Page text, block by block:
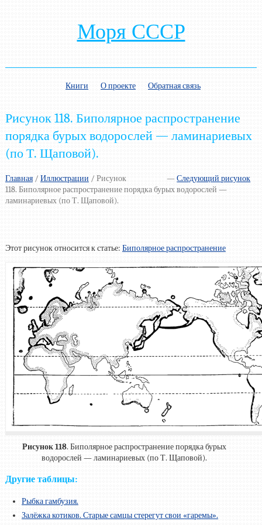
Моря СССР
Книги О проекте Обратная связь
Рисунок 118. Биполярное распространение
порядка бурых водорослей — ламинариевых
(по Т. Щаповой).
Главная/ —Следующий рисунок
Иллюстрации/ Рисунок
118. Биполярное распространение порядка бурых водорослей —
ламинариевых (по Т. Щаповой).
Этот рисунок относится к статье: Биполярное распространение
Рисунок 118. Биполярное распространение порядка бурых
водорослей — ламинариевых (по Т. Щаповой).
Другие таблицы:
Рыбка гамбузия.
Залёжка котиков. Старые самцы стерегут свои «гаремы».